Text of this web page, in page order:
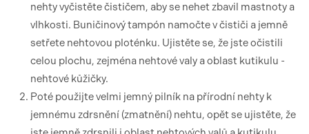
nehty vyčistěte čističem, aby se nehet zbavil mastnoty a
vlhkosti. Buničinový tampón namočte v čističi a jemně
setřete nehtovou ploténku. Ujistěte se, že jste očistili
celou plochu, zejména nehtové valy a oblast kutikulu -
nehtové kůžičky.
Poté použijte velmi jemný pilník na přírodní nehty k
jemnému zdrsnění (zmatnění) nehtu, opět se ujistěte, že